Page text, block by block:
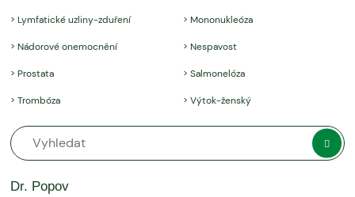
Dr. Popov
> Lymfatické uzliny-zduření > Mononukleóza
> Nádorové onemocnění > Nespavost
> Prostata > Salmonelóza
> Trombóza > Výtok-ženský